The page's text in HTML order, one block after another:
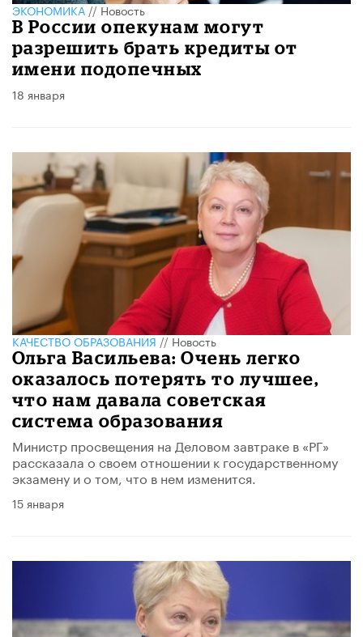
ЭКОНОМИКА//Новость
В России опекунам могут
разрешить брать кредиты от
имени подопечных
18 января
КАЧЕСТВО ОБРАЗОВАНИЯ//Новость
Ольга Васильева: Очень легко
оказалось потерять то лучшее,
что нам давала советская
система образования
Министр просвещения на Деловом завтраке в «РГ»
рассказала о своем отношении к государственному
экзамену и о том, что в нем изменится.
15 января